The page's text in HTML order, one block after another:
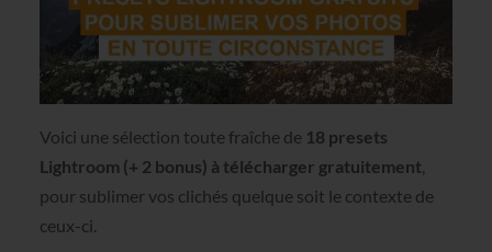
Voici une sélection toute fraîche de 18 presets
Lightroom (+ 2 bonus) à télécharger gratuitement,
pour sublimer vos clichés quelque soit le contexte de
ceux-ci.